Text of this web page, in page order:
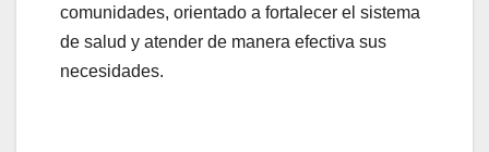
comunidades, orientado a fortalecer el sistema
de salud y atender de manera efectiva sus
necesidades.